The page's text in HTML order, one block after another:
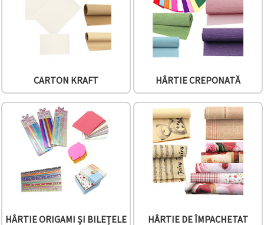
cookie -
urile făcând
clic pe
"acceptati
toate!" Sau
în setări
selectând
un tip de
făcând clic
CARTON KRAFT HÂRTIE CREPONATĂ
HÂRTIE ORIGAMI ȘI BILEȚELE
HÂRTIE DE ÎMPACHETAT